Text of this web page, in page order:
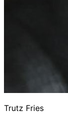
Trutz Fries